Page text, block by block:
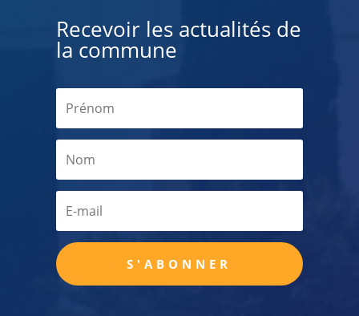
Recevoir les actualités de
la commune
S'ABONNER